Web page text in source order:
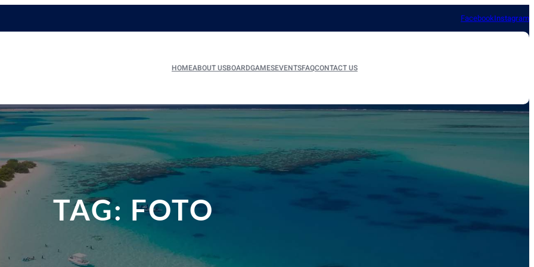
FacebookInstagram
HOMEABOUT USBOARDGAMESEVENTSFAQCONTACT US
TAG: FOTO